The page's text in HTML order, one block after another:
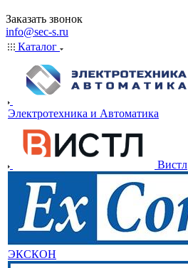
Заказать звонок
info@sec-s.ru
Каталог
Электротехника и Автоматика
Вистл
ЭКСКОН